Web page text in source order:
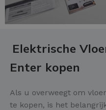
Elektrische
Enter kopen
Als u overweegt om
te kopen, is het